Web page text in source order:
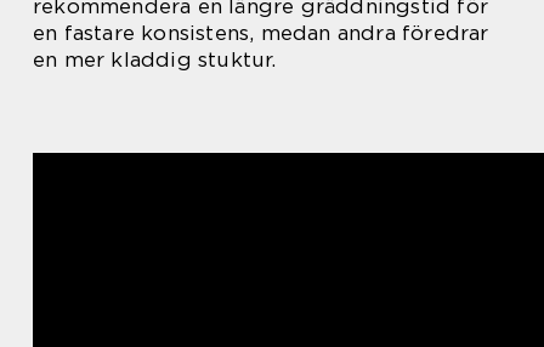
rekommendera en längre gräddningstid för
en fastare konsistens, medan andra föredrar
en mer kladdig stuktur.